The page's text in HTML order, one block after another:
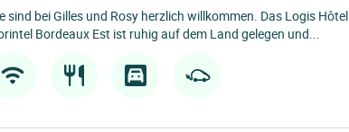
sind bei Gilles und Rosy herzlich willkommen. Das Logis Hôtel
Bordeaux Est ist ruhig auf dem Land gelegen und...